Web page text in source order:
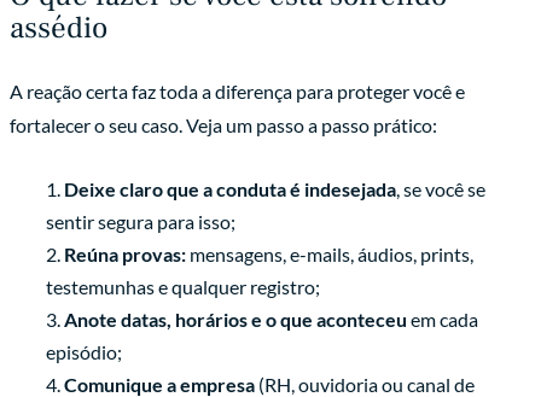
assédio
A reação certa faz toda a diferença para proteger você e
fortalecer o seu caso. Veja um passo a passo prático:
Deixe claro que a conduta é indesejada, se você se
sentir segura para isso;
Reúna provas:mensagens, e-mails, áudios, prints,
testemunhas e qualquer registro;
Anote datas, horários e o que aconteceu em cada
episódio;
Comunique a empresa(RH, ouvidoria ou canal de